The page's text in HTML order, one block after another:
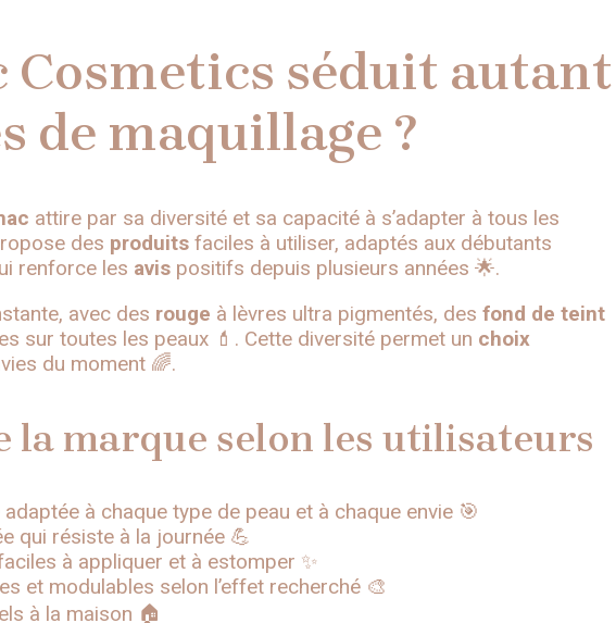
Cosmetics séduit autant
de maquillage ?
attire par sa diversité et sa capacité à s’adapter à tous les
des produits faciles à utiliser, adaptés aux débutants
renforce les avis positifs depuis plusieurs années 🌟.
avec des rouge à lèvres ultra pigmentés, des fond de teint
sur toutes les peaux 💄. Cette diversité permet un choix
du moment 🌈.
la marque selon les utilisateurs
à chaque type de peau et à chaque envie 🎯
qui résiste à la journée 💪
à appliquer et à estomper ✨
et modulables selon l’effet recherché 🎨
à la maison 🏠